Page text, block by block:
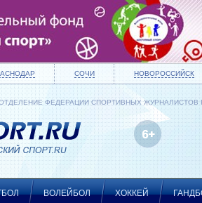
СОЧИ НОВОРОССИЙСК
ФЕДЕРАЦИИ СПОРТИВНЫХ ЖУРНАЛИСТОВ
ВОЛЕЙБОЛ ХОККЕЙ